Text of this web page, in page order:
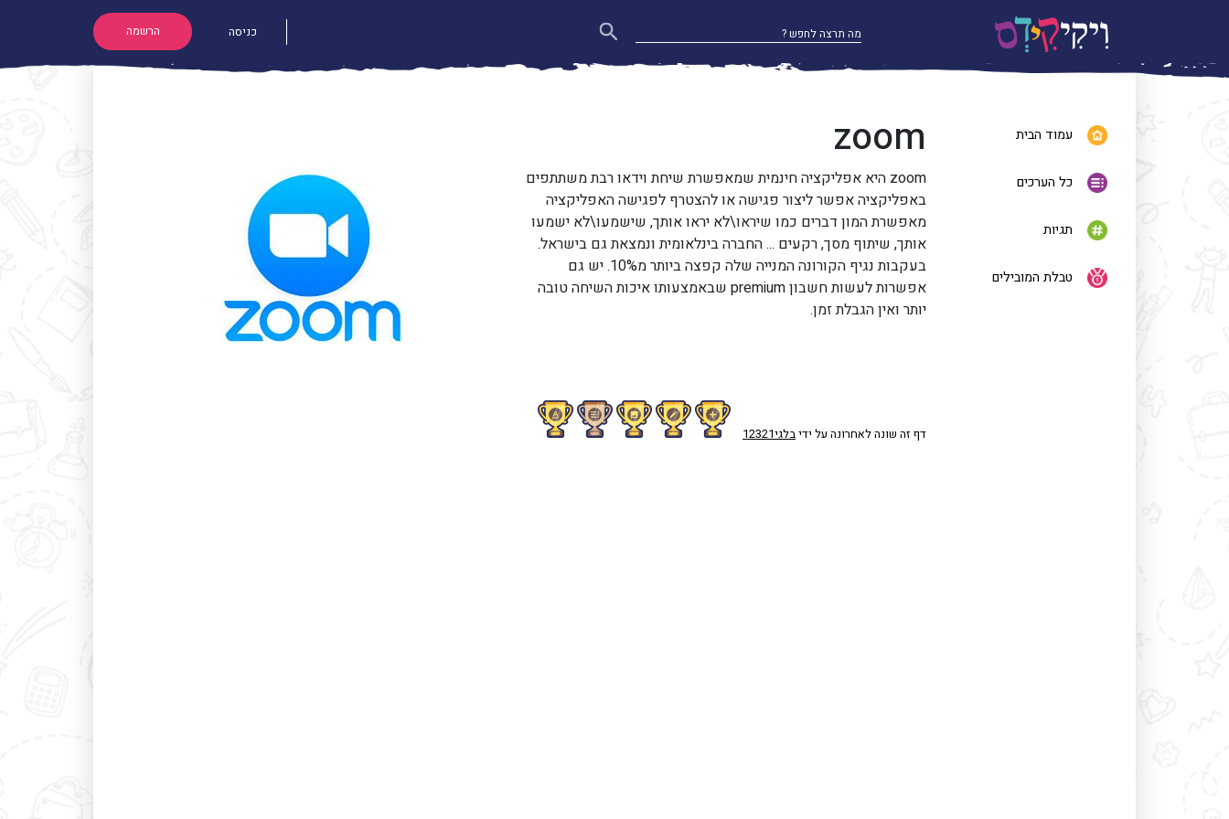
כניסה הרשמה
עמוד הבית
כל הערכים
תגיות
טבלת המובילים
zoom
zoom היא אפליקציה חינמית שמאפשרת שיחת וידאו רבת משתתפים
באפליקציה אפשר ליצור פגישה או להצטרף לפגישה האפליקציה
מאפשרת המון דברים כמו שיראו\לא יראו אותך, שישמעו\לא ישמעו
אותך, שיתוף מסך, רקעים ... החברה בינלאומית ונמצאת גם בישראל.
בעקבות נגיף הקורונה המנייה שלה קפצה ביותר מ10%. יש גם
אפשרות לעשות חשבון premium שבאמצעותו איכות השיחה טובה
יותר ואין הגבלת זמן.
דף זה שונה לאחרונה על ידיבלגי12321